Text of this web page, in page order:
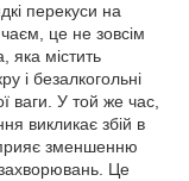
перекуси на
це не зовсім
яка містить
і безалкогольні
ваги. У той же час,
викликає збій в
зменшенню
Це